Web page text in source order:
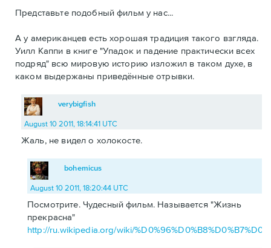
Представьте подобный фильм у нас...
А у американцев есть хорошая традиция такого взгляда.
Уилл Каппи в книге "Упадок и падение практически всех
подряд" всю мировую историю изложил в таком духе, в
каком выдержаны приведённые отрывки.
verybigfish
August 10 2011, 18:14:41 UTC
Жаль, не видел о холокосте.
bohemicus
August 10 2011, 18:20:44 UTC
Посмотрите. Чудесный фильм. Называется "Жизнь
прекрасна"
http://ru.wikipedia.org/wiki/